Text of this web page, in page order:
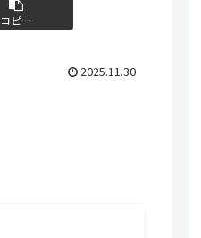
コピー
2025.11.30